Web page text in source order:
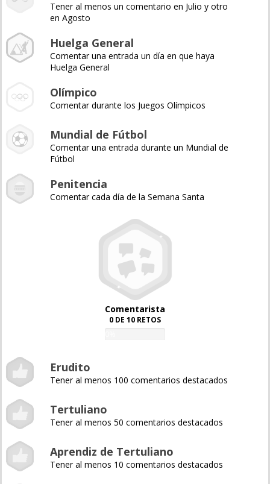
Tener al menos un comentario en Julio y otro
en Agosto
Huelga General
Comentar una entrada un día en que haya
Huelga General
Olímpico
Comentar durante los Juegos Olímpicos
Mundial de Fútbol
Comentar una entrada durante un Mundial de
Fútbol
Penitencia
Comentar cada día de la Semana Santa
Comentarista
0 DE 10 RETOS
Erudito
Tener al menos 100 comentarios destacados
Tertuliano
Tener al menos 50 comentarios destacados
Aprendiz de Tertuliano
Tener al menos 10 comentarios destacados